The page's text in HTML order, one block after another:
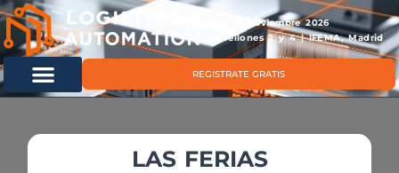
11 & 12 noviembre 2026
Pabellones 2 y 4 | IFEMA, Madrid
REGISTRATE GRATIS
LAS FERIAS